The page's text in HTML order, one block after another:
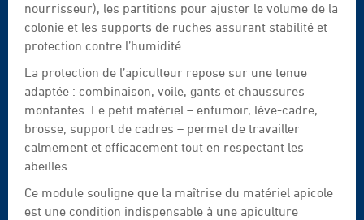
nourrisseur), les partitions pour ajuster le volume de la
colonie et les supports de ruches assurant stabilité et
protection contre l’humidité.
La protection de l’apiculteur repose sur une tenue
adaptée : combinaison, voile, gants et chaussures
montantes. Le petit matériel – enfumoir, lève-cadre,
brosse, support de cadres – permet de travailler
calmement et efficacement tout en respectant les
abeilles.
Ce module souligne que la maîtrise du matériel apicole
est une condition indispensable à une apiculture